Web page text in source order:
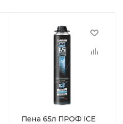
Пена 65л ПРОФ ICE